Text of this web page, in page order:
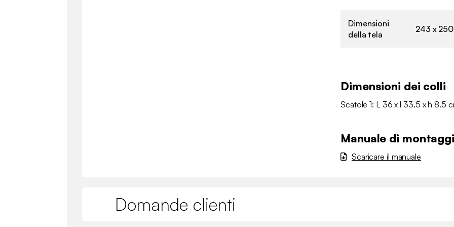
Dimensioni
della tela
243 x
Dimensioni dei colli
Scatole 1: L 36 x l 33.5 x h 8.5
Manuale di
Scaricare il manuale
Domande clienti